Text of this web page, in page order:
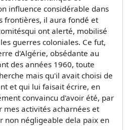
influence considérable dans
frontières, il aura fondé et
ont alerté, mobilisé
guerres coloniales. Ce fut,
d'Algérie, obsédante au
des années 1960, toute
mais qu'il avait choisi de
et qui lui faisait écrire, en
convaincu d'avoir été, par
mes activités acharnées et
non négligeable dela paix en